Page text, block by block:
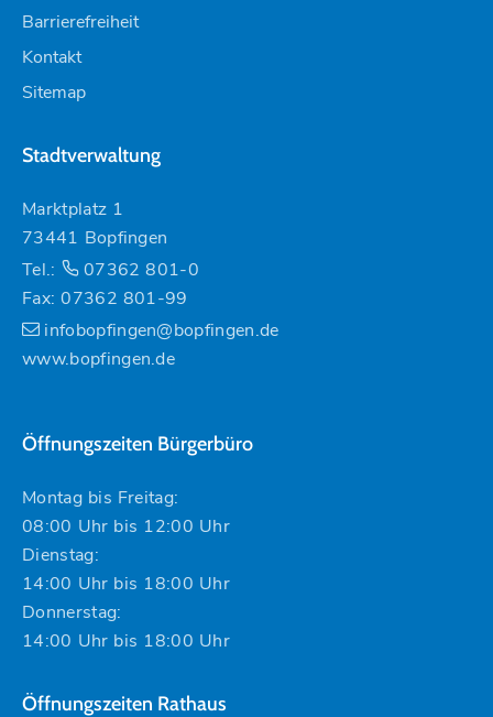
Barrierefreiheit
Kontakt
Sitemap
Stadtverwaltung
Marktplatz 1
73441 Bopfingen
Tel.:
07362 801-0
Fax: 07362 801-99
infobopfingen@bopfingen.de
www.bopfingen.de
Öffnungszeiten Bürgerbüro
Montag bis Freitag:
08:00 Uhr bis 12:00 Uhr
Dienstag:
14:00 Uhr bis 18:00 Uhr
Donnerstag:
14:00 Uhr bis 18:00 Uhr
Öffnungszeiten Rathaus